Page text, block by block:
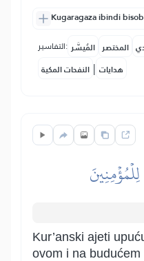
Kugaragaza ibindi
التفاسير: المُيسَّر المختصر
النفحات المكية | هدايات
Kur’anski ajeti
ovom i na